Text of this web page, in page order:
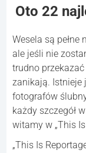
Oto 22
Wesela są
ale jeśli nie
trudno
zanikają. Istnieje
fotografów
każdy szczegół
witamy w „This
„This Is